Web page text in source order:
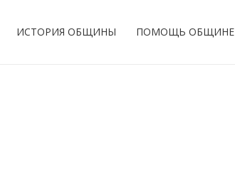
ИСТОРИЯ ОБЩИНЫ ПОМОЩЬ ОБЩИНЕ